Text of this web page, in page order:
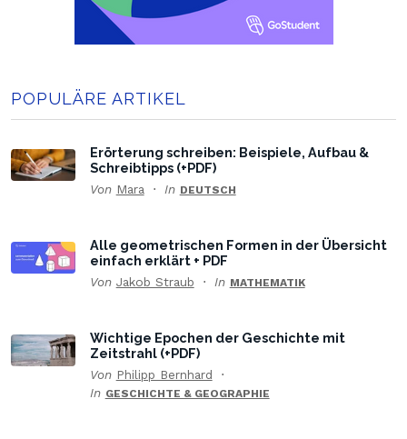
POPULÄRE ARTIKEL
Erörterung schreiben: Beispiele, Aufbau &
Schreibtipps (+PDF)
Von Mara In DEUTSCH
Alle geometrischen Formen in der Übersicht
einfach erklärt + PDF
Von Jakob Straub In MATHEMATIK
Wichtige Epochen der Geschichte mit
Zeitstrahl (+PDF)
Von Philipp Bernhard
In GESCHICHTE & GEOGRAPHIE